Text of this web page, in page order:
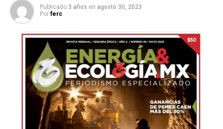
Publicado 3 años en agosto 30, 2023
Por ferc